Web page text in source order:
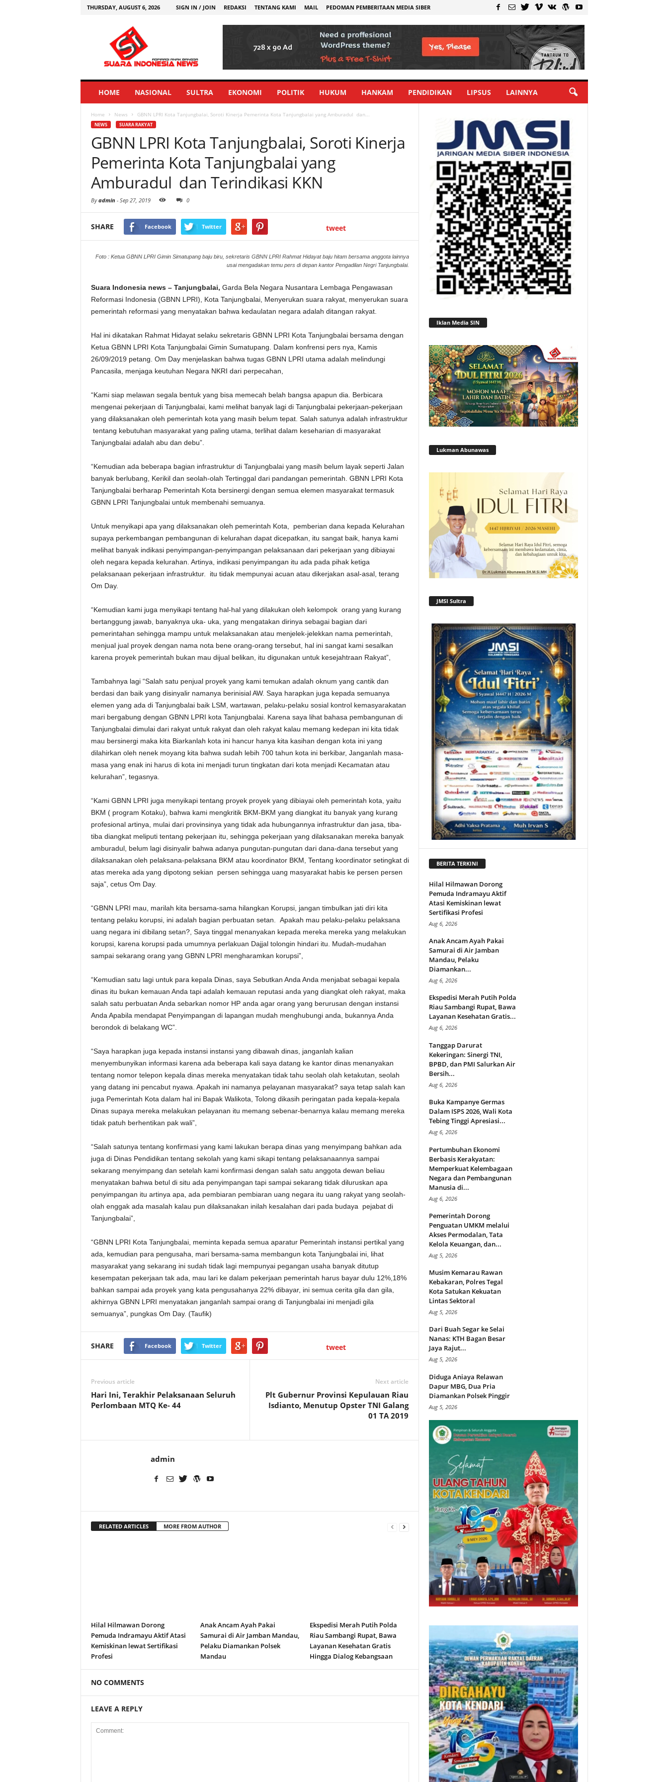
THURSDAY, AUGUST 6, 2026 SIGN IN / JOIN REDAKSI TENTANG KAMI MAIL PEDOMAN PEMBERITAAN MEDIA SIBER
HOME NASIONAL SULTRA EKONOMI POLITIK HUKUM HANKAM PENDIDIKAN LIPSUS LAINNYA
Home News GBNN LPRI Kota Tanjungbalai, Soroti Kinerja Pemerinta Kota Tanjungbalai yang Amburadul dan...
NEWS SUARA RAKYAT
GBNN LPRI Kota Tanjungbalai, Soroti Kinerja
Pemerinta Kota Tanjungbalai yang
Amburadul dan Terindikasi KKN
Byadmin - Sep 27, 2019 0
SHARE Facebook Twitter tweet
Foto : Ketua GBNN LPRI Gimin Simatupang baju biru, sekretaris GBNN LPRI Rahmat Hidayat baju hitam bersama anggota lainnya
usai mengadakan temu pers di depan kantor Pengadilan Negri Tanjungbalai.
Suara Indonesia news – Tanjungbalai, Garda Bela Negara Nusantara Lembaga Pengawasan
Reformasi Indonesia (GBNN LPRI), Kota Tanjungbalai, Menyerukan suara rakyat, menyerukan suara
pemerintah reformasi yang menyatakan bahwa kedaulatan negara adalah ditangan rakyat.
Hal ini dikatakan Rahmat Hidayat selaku sekretaris GBNN LPRI Kota Tanjungbalai bersama dengan
Ketua GBNN LPRI Kota Tanjungbalai Gimin Sumatupang. Dalam konfrensi pers nya, Kamis
26/09/2019 petang. Om Day menjelaskan bahwa tugas GBNN LPRI utama adalah melindungi
Pancasila, menjaga keutuhan Negara NKRI dari perpecahan,
“Kami siap melawan segala bentuk yang bisa memecah belah bangsa apapun dia. Berbicara
mengenai pekerjaan di Tanjungbalai, kami melihat banyak lagi di Tanjungbalai pekerjaan-pekerjaan
yang dilaksanakan oleh pemerintah kota yang masih belum tepat. Salah satunya adalah infrastruktur
tentang kebutuhan masyarakat yang paling utama, terlihat dalam keseharian di masyarakat
Tanjungbalai adalah abu dan debu”.
“Kemudian ada beberapa bagian infrastruktur di Tanjungbalai yang masih belum layak seperti Jalan
banyak berlubang, Kerikil dan seolah-olah Tertinggal dari pandangan pemerintah. GBNN LPRI Kota
Tanjungbalai berharap Pemerintah Kota bersinergi dengan semua elemen masyarakat termasuk
GBNN LPRI Tanjungbalai untuk membenahi semuanya.
Untuk menyikapi apa yang dilaksanakan oleh pemerintah Kota, pemberian dana kepada Kelurahan
supaya perkembangan pembangunan di kelurahan dapat dicepatkan, itu sangat baik, hanya kami
melihat banyak indikasi penyimpangan-penyimpangan pelaksanaan dari pekerjaan yang dibiayai
oleh negara kepada kelurahan. Artinya, indikasi penyimpangan itu ada pada pihak ketiga
pelaksanaan pekerjaan infrastruktur. itu tidak mempunyai acuan atau dikerjakan asal-asal, terang
Om Day.
“Kemudian kami juga menyikapi tentang hal-hal yang dilakukan oleh kelompok orang yang kurang
bertanggung jawab, banyaknya uka- uka, yang mengatakan dirinya sebagai bagian dari
pemerintahan sehingga mampu untuk melaksanakan atau menjelek-jelekkan nama pemerintah,
menjual jual proyek dengan nama nota bene orang-orang tersebut, hal ini sangat kami sesalkan
karena proyek pemerintah bukan mau dijual belikan, itu digunakan untuk kesejahtraan Rakyat”,
Tambahnya lagi “Salah satu penjual proyek yang kami temukan adalah oknum yang cantik dan
berdasi dan baik yang disinyalir namanya berinisial AW. Saya harapkan juga kepada semuanya
elemen yang ada di Tanjungbalai baik LSM, wartawan, pelaku-pelaku sosial kontrol kemasyarakatan
mari bergabung dengan GBNN LPRI kota Tanjungbalai. Karena saya lihat bahasa pembangunan di
Tanjungbalai dimulai dari rakyat untuk rakyat dan oleh rakyat kalau memang kedepan ini kita tidak
mau bersinergi maka kita Biarkanlah kota ini hancur hanya kita kasihan dengan kota ini yang
dilahirkan oleh nenek moyang kita bahwa sudah lebih 700 tahun kota ini berkibar, Janganlah masa-
masa yang enak ini harus di kota ini menjadi turun tingkatan dari kota menjadi Kecamatan atau
kelurahan”, tegasnya.
“Kami GBNN LPRI juga menyikapi tentang proyek proyek yang dibiayai oleh pemerintah kota, yaitu
BKM ( program Kotaku), bahwa kami mengkritik BKM-BKM yang diangkat itu banyak yang kurang
profesional artinya, mulai dari provinsinya yang tidak ada hubungannya infrastruktur dan jasa, tiba-
tiba diangkat meliputi tentang pekerjaan itu, sehingga pekerjaan yang dilaksanakan mereka banyak
amburadul, belum lagi disinyalir bahwa adanya pungutan-pungutan dari dana-dana tersebut yang
dilaksanakan oleh pelaksana-pelaksana BKM atau koordinator BKM, Tentang koordinator setingkat di
atas mereka ada yang dipotong sekian persen sehingga uang masyarakat habis ke persen persen
saja”, cetus Om Day.
“GBNN LPRI mau, marilah kita bersama-sama hilangkan Korupsi, jangan timbulkan jati diri kita
tentang pelaku korupsi, ini adalah bagian perbuatan setan. Apakah mau pelaku-pelaku pelaksana
uang negara ini dibilang setan?, Saya tinggal menanyakan kepada mereka mereka yang melakukan
korupsi, karena korupsi pada umumnya perlakuan Dajjal tolongin hindari itu. Mudah-mudahan
sampai sekarang orang yang GBNN LPRI mengharamkan korupsi”,
“Kemudian satu lagi untuk para kepala Dinas, saya Sebutkan Anda Anda menjabat sebagai kepala
dinas itu bukan kemauan Anda tapi adalah kemauan reputasi anda yang diangkat oleh rakyat, maka
salah satu perbuatan Anda sebarkan nomor HP anda agar orang yang berurusan dengan instansi
Anda Apabila mendapat Penyimpangan di lapangan mudah menghubungi anda, bukannya Anda
berondok di belakang WC”.
“Saya harapkan juga kepada instansi instansi yang dibawah dinas, janganlah kalian
menyembunyikan informasi karena ada beberapa kali saya datang ke kantor dinas menanyakan
tentang nomor telepon kepala dinas mereka menyatakan tidak tahu seolah olah ketakutan, seolah
yang datang ini pencabut nyawa. Apakah ini namanya pelayanan masyarakat? saya tetap salah kan
juga Pemerintah Kota dalam hal ini Bapak Walikota, Tolong dikasih peringatan pada kepala-kepala
Dinas supaya mereka melakukan pelayanan itu memang sebenar-benarnya kalau memang mereka
tidak patuh berhentikan pak wali”,
“Salah satunya tentang konfirmasi yang kami lakukan berapa dinas yang menyimpang bahkan ada
juga di Dinas Pendidikan tentang sekolah yang kami sikapi tentang pelaksanaannya sampai
sekarang menyimpang dan setelah kami konfirmasi dengan salah satu anggota dewan beliau
menyatakan bahwa betul di situ ada penyimpangan tapi sampai sekarang tidak diluruskan apa
penyimpangan itu artinya apa, ada pembiaran pembiaran uang negara itu uang rakyat yang seolah-
olah enggak ada masalah kalau pun dilaksanakan inilah kesalahan dari pada budaya pejabat di
Tanjungbalai”,
“GBNN LPRI Kota Tanjungbalai, meminta kepada semua aparatur Pemerintah instansi pertikal yang
ada, kemudian para pengusaha, mari bersama-sama membangun kota Tanjungbalai ini, lihat
masyarakat yang sekarang ini sudah tidak lagi mempunyai pegangan usaha banyak ditutup
kesempatan pekerjaan tak ada, mau lari ke dalam pekerjaan pemerintah harus bayar dulu 12%,18%
bahkan sampai ada proyek yang kata pengusahanya 22% dibayar, ini semua cerita gila dan gila,
akhirnya GBNN LPRI menyatakan janganlah sampai orang di Tanjungbalai ini menjadi gila
semuanya”, pungkas Om Day. (Taufik)
SHARE Facebook Twitter tweet
Previous article
Hari Ini, Terakhir Pelaksanaan Seluruh
Perlombaan MTQ Ke- 44
Next article
Plt Gubernur Provinsi Kepulauan Riau
Isdianto, Menutup Opster TNI Galang
01 TA 2019
admin
RELATED ARTICLES MORE FROM AUTHOR
Hilal Hilmawan Dorong
Pemuda Indramayu Aktif Atasi
Kemiskinan lewat Sertifikasi
Profesi
Anak Ancam Ayah Pakai
Samurai di Air Jamban Mandau,
Pelaku Diamankan Polsek
Mandau
Ekspedisi Merah Putih Polda
Riau Sambangi Rupat, Bawa
Layanan Kesehatan Gratis
Hingga Dialog Kebangsaan
NO COMMENTS
LEAVE A REPLY
Iklan Media SIN
Lukman Abunawas
JMSI Sultra
BERITA TERKINI
Hilal Hilmawan Dorong
Pemuda Indramayu Aktif
Atasi Kemiskinan lewat
Sertifikasi Profesi
Aug 6, 2026
Anak Ancam Ayah Pakai
Samurai di Air Jamban
Mandau, Pelaku
Diamankan...
Aug 6, 2026
Ekspedisi Merah Putih Polda
Riau Sambangi Rupat, Bawa
Layanan Kesehatan Gratis...
Aug 6, 2026
Tanggap Darurat
Kekeringan: Sinergi TNI,
BPBD, dan PMI Salurkan Air
Bersih...
Aug 6, 2026
Buka Kampanye Germas
Dalam ISPS 2026, Wali Kota
Tebing Tinggi Apresiasi...
Aug 6, 2026
Pertumbuhan Ekonomi
Berbasis Kerakyatan:
Memperkuat Kelembagaan
Negara dan Pembangunan
Manusia di...
Aug 6, 2026
Pemerintah Dorong
Penguatan UMKM melalui
Akses Permodalan, Tata
Kelola Keuangan, dan...
Aug 5, 2026
Musim Kemarau Rawan
Kebakaran, Polres Tegal
Kota Satukan Kekuatan
Lintas Sektoral
Aug 5, 2026
Dari Buah Segar ke Selai
Nanas: KTH Bagan Besar
Jaya Rajut...
Aug 5, 2026
Diduga Aniaya Relawan
Dapur MBG, Dua Pria
Diamankan Polsek Pinggir
Aug 5, 2026